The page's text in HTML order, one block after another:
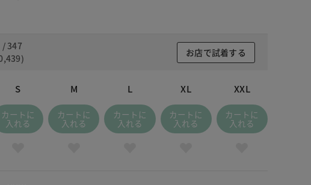
/ 347
)
お店で試着する
S
カートに
入れる
M
カートに
入れる
L
カートに
入れる
XL
カートに
入れる
XXL
カートに
入れる